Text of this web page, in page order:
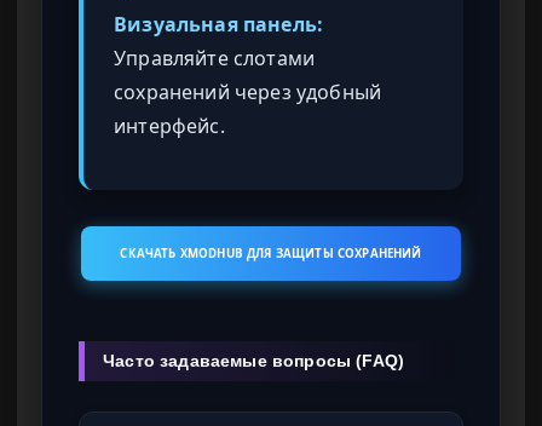
Визуальная панель:
Управляйте слотами
сохранений через удобный
интерфейс.
СКАЧАТЬ XMODHUB ДЛЯ ЗАЩИТЫ СОХРАНЕНИЙ
Часто задаваемые вопросы (FAQ)